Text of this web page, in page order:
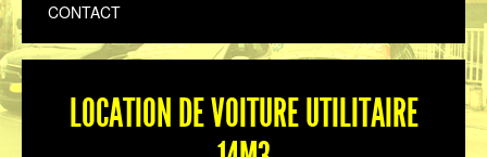
CONTACT
LOCATION DE VOITURE UTILITAIRE